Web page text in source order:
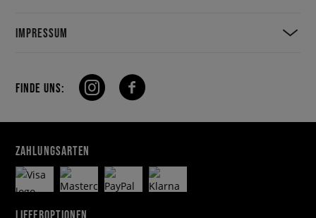
IMPRESSUM
FINDE UNS:
ZAHLUNGSARTEN
LIEFEROPTIONEN